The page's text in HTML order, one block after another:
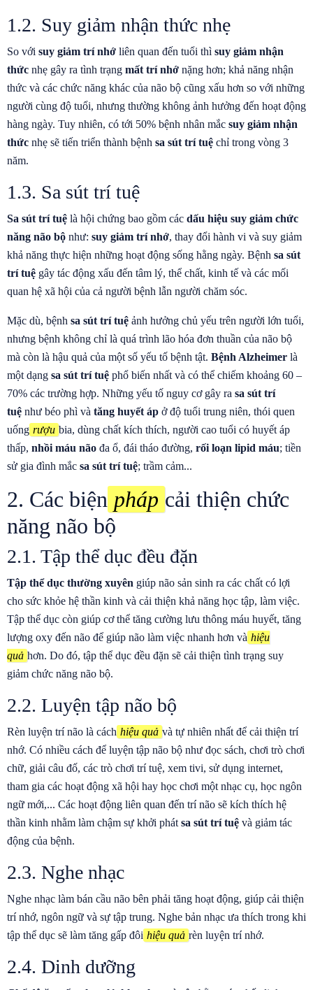
1.2. Suy giảm nhận thức nhẹ
So với suy giảm trí nhớ liên quan đến tuổi thì suy giảm nhận
thức nhẹ gây ra tình trạng mất trí nhớ nặng hơn; khả năng nhận
thức và các chức năng khác của não bộ cũng xấu hơn so với những
người cùng độ tuổi, nhưng thường không ảnh hưởng đến hoạt động
hàng ngày. Tuy nhiên, có tới 50% bệnh nhân mắc suy giảm nhận
thức nhẹ sẽ tiến triển thành bệnh sa sút trí tuệ chỉ trong vòng 3
năm.
1.3. Sa sút trí tuệ
Sa sút trí tuệ là hội chứng bao gồm các dấu hiệu suy giảm chức
năng não bộ như: suy giảm trí nhớ, thay đổi hành vi và suy giảm
khả năng thực hiện những hoạt động sống hằng ngày. Bệnh sa sút
trí tuệ gây tác động xấu đến tâm lý, thể chất, kinh tế và các mối
quan hệ xã hội của cả người bệnh lẫn người chăm sóc.
Mặc dù, bệnh sa sút trí tuệ ảnh hưởng chủ yếu trên người lớn tuổi,
nhưng bệnh không chỉ là quá trình lão hóa đơn thuần của não bộ
mà còn là hậu quả của một số yếu tố bệnh tật. Bệnh Alzheimer là
một dạng sa sút trí tuệ phổ biến nhất và có thể chiếm khoảng 60 –
70% các trường hợp. Những yếu tố nguy cơ gây ra sa sút trí
tuệ như béo phì và tăng huyết áp ở độ tuổi trung niên, thói quen
uống rượu bia, dùng chất kích thích, người cao tuổi có huyết áp
thấp, nhồi máu não đa ổ, đái tháo đường, rối loạn lipid máu; tiền
sử gia đình mắc sa sút trí tuệ; trầm cảm...
2. Các biện pháp cải thiện chức
năng não bộ
2.1. Tập thể dục đều đặn
Tập thể dục thường xuyên giúp não sản sinh ra các chất có lợi
cho sức khỏe hệ thần kinh và cải thiện khả năng học tập, làm việc.
Tập thể dục còn giúp cơ thể tăng cường lưu thông máu huyết, tăng
lượng oxy đến não để giúp não làm việc nhanh hơn và hiệu
quả hơn. Do đó, tập thể dục đều đặn sẽ cải thiện tình trạng suy
giảm chức năng não bộ.
2.2. Luyện tập não bộ
Rèn luyện trí não là cách hiệu quả và tự nhiên nhất để cải thiện trí
nhớ. Có nhiều cách để luyện tập não bộ như đọc sách, chơi trò chơi
chữ, giải câu đố, các trò chơi trí tuệ, xem tivi, sử dụng internet,
tham gia các hoạt động xã hội hay học chơi một nhạc cụ, học ngôn
ngữ mới,... Các hoạt động liên quan đến trí não sẽ kích thích hệ
thần kinh nhằm làm chậm sự khởi phát sa sút trí tuệ và giảm tác
động của bệnh.
2.3. Nghe nhạc
Nghe nhạc làm bán cầu não bên phải tăng hoạt động, giúp cải thiện
trí nhớ, ngôn ngữ và sự tập trung. Nghe bản nhạc ưa thích trong khi
tập thể dục sẽ làm tăng gấp đôi hiệu quả rèn luyện trí nhớ.
2.4. Dinh dưỡng